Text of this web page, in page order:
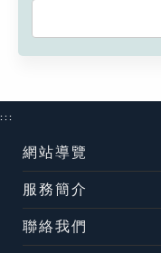
:::
網站導覽
服務簡介
聯絡我們